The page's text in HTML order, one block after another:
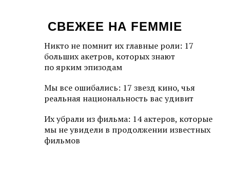
СВЕЖЕЕ НА FEMMIE
Никто не помнит их главные роли: 17
больших акетров, которых знают
по ярким эпизодам
Мы все ошибались: 17 звезд кино, чья
реальная национальность вас удивит
Их убрали из фильма: 14 актеров, которые
мы не увидели в продолжении известных
фильмов